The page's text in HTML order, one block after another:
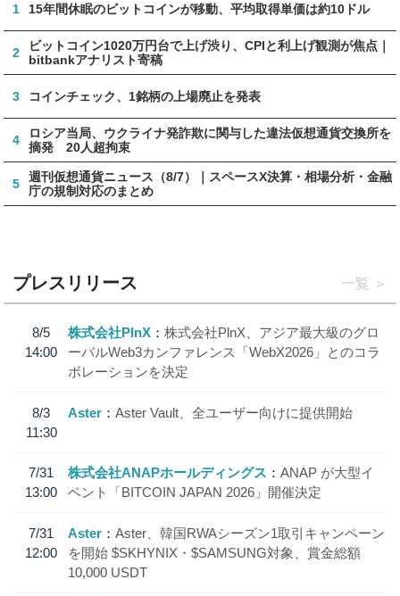
1 15年間休眠のビットコインが移動、平均取得単価は約10ドル
2
ビットコイン1020万円台で上げ渋り、CPIと利上げ観測が焦点｜
bitbankアナリスト寄稿
3 コインチェック、1銘柄の上場廃止を発表
4
ロシア当局、ウクライナ発詐欺に関与した違法仮想通貨交換所を
摘発 20人超拘束
5
週刊仮想通貨ニュース（8/7）｜スペースX決算・相場分析・金融
庁の規制対応のまとめ
プレスリリース 一覧
8/5
14:00
株式会社PlnX
株式会社PlnX、アジア最大級のグロ
ーバルWeb3カンファレンス「WebX2026」とのコラ
ボレーションを決定
8/3
11:30
Aster Aster Vault、全ユーザー向けに提供開始
7/31
13:00
株式会社ANAPホールディングス
ANAP が大型イ
ベント「BITCOIN JAPAN 2026」開催決定
7/31
12:00
Aster
Aster、韓国RWAシーズン1取引キャンペーン
を開始 $SKHYNIX・$SAMSUNG対象、賞金総額
10,000 USDT